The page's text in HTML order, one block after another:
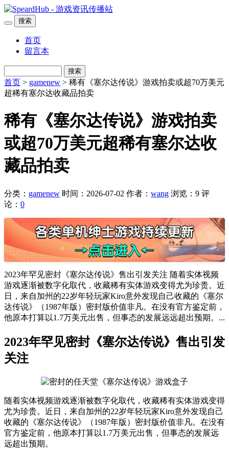
搜索
首页
留言本
搜索
首页 > gamenew > 稀有《塞尔达传说》游戏拍卖或超70万美元
超稀有塞尔达收藏品拍卖
稀有《塞尔达传说》游戏拍卖
或超70万美元超稀有塞尔达收
藏品拍卖
分类： gamenew 时间：2026-07-02 作者： wang 浏览：9 评
论： 0
2023年罕见密封《塞尔达传说》售出引发关注 随着实体视频
游戏逐渐被数字化取代，收藏稀有实体游戏变得尤为珍贵。近
日，来自加州的22岁年轻玩家Kiro意外发现自己收藏的《塞尔
达传说》（1987年版）密封版价值非凡。在没有官方鉴定前，
他原本打算以1.7万美元出售，但事态的发展远远超出预期。...
2023年罕见密封《塞尔达传说》售出引发
关注
随着实体视频游戏逐渐被数字化取代，收藏稀有实体游戏变得
尤为珍贵。近日，来自加州的22岁年轻玩家Kiro意外发现自己
收藏的《塞尔达传说》（1987年版）密封版价值非凡。在没有
官方鉴定前，他原本打算以1.7万美元出售，但事态的发展远
远超出预期。